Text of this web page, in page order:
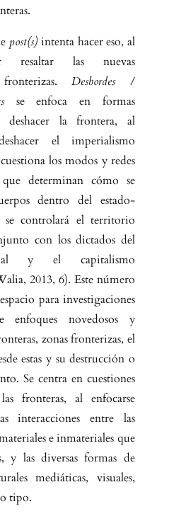
post(s) intenta hacer eso, al
resaltar las nue­vas
Desbordes /
se enfoca en formas
deshacer la frontera, al
el im­perialismo
los modos y redes
determinan cómo se
dentro del estado-
controlará el territorio
con los dictados del
y el capitalismo
2013, 6). Este número
para investigaciones
enfoques novedosos y
zonas fronterizas, el
estas y su destrucción o
Se centra en cuestiones
fronteras, al enfocarse
interacciones entre las
e inmateriales que
y las diversas formas de
mediáticas, visuales,
tipo.